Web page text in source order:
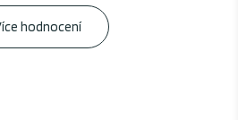
hodnocení